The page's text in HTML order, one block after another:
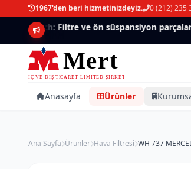
1967'den beri hizmetinizdeyiz. 0 (212) 235
Mannlich: Filtre ve ön süspansiyon
Anasayfa Ürünler
Ana Sayfa Ürünler Hava Filtresi